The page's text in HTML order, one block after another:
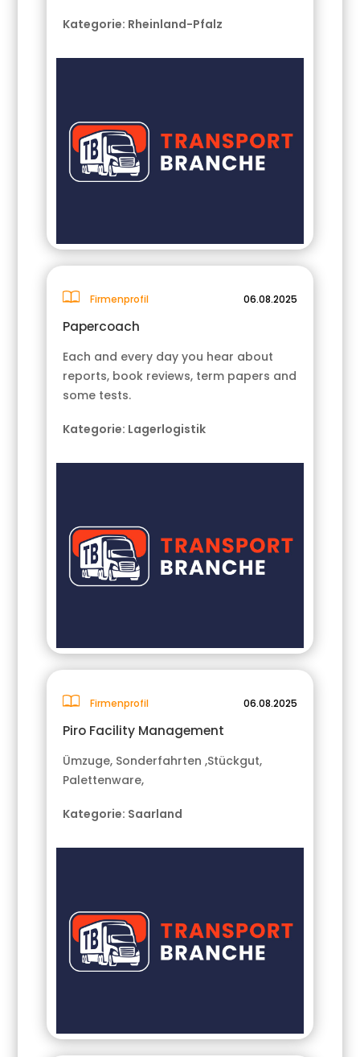
Kategorie: Rheinland-Pfalz
Firmenprofil 06.08.2025
Papercoach
Each and every day you hear about
reports, book reviews, term papers and
some tests.
Kategorie: Lagerlogistik
Firmenprofil 06.08.2025
Piro Facility Management
Ümzuge, Sonderfahrten ,Stückgut,
Palettenware,
Kategorie: Saarland